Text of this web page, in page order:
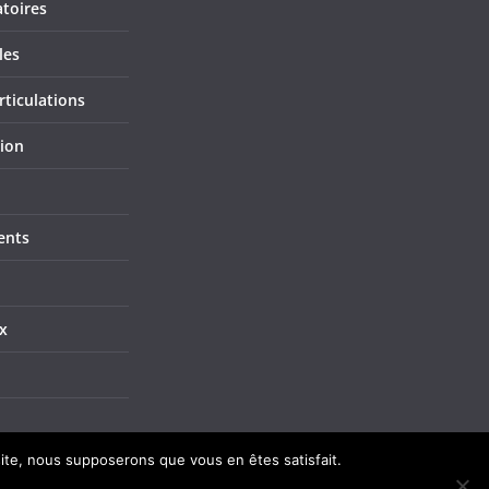
nous supposerons que vous en êtes satisfait.